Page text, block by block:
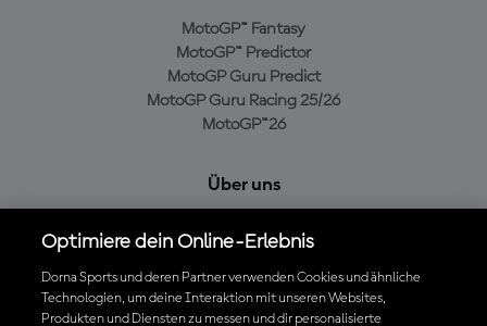
MotoGP™ Fantasy
MotoGP™ Predictor
MotoGP Guru Predict
MotoGP Guru Racing 25/26
MotoGP™26
Über uns
Cookie-Richtlinien
Geschäftsbedingungen
Datenschutzrichtlinien
Optimiere dein Online-Erlebnis
Dorna Sports und deren Partner verwenden Cookies und ähnliche
Technologien, um deine Interaktion mit unseren Websites,
Produkten und Diensten zu messen und dir personalisierte